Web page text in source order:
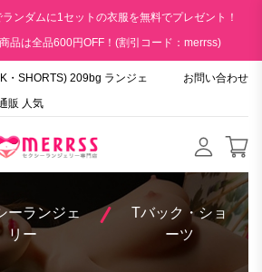
ンダムに1セットの衣服を無料でプレゼント！
品は全品600円OFF！(割引コード：merrss)
・SHORTS) 209bg ランジェ
販 人気
お問い合わせ
ーランジェ
リー
Tバック・ショ
ーツ